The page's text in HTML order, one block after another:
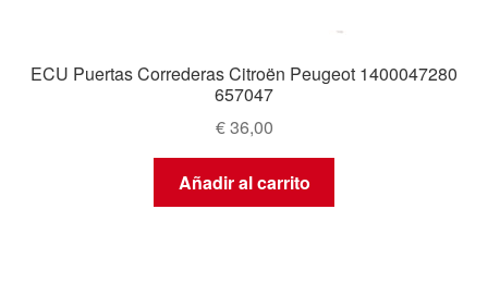
ECU Puertas Correderas Citroën Peugeot 1400047280
657047
€36,00
Añadir al carrito